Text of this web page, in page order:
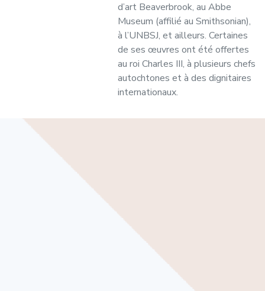
d’art Beaverbrook, au Abbe
Museum (affilié au Smithsonian),
à l’UNBSJ, et ailleurs. Certaines
de ses œuvres ont été offertes
au roi Charles III, à plusieurs chefs
autochtones et à des dignitaires
internationaux.